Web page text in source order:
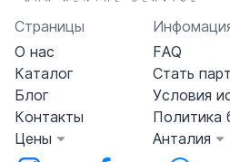
Страницы
О нас
Каталог
Блог
Контакты
Цены
FAQ
Стать
Условия
Политика
Анталия